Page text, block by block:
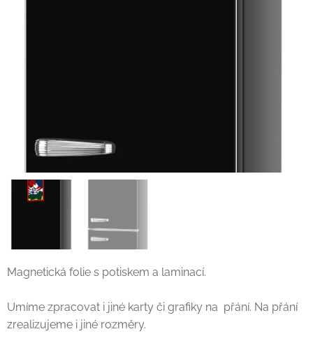
Magnetická folie s potiskem a laminací.
Umíme zpracovat i jiné karty či grafiky na přání. Na přání
zrealizujeme i jiné rozměry.